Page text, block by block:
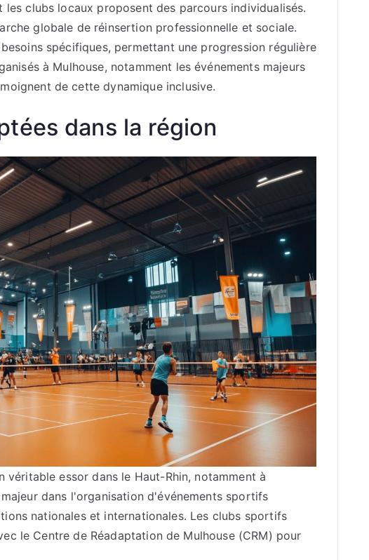
clubs locaux proposent des parcours individualisés.
globale de réinsertion professionnelle et sociale.
spécifiques, permettant une progression régulière
à Mulhouse, notamment les événements majeurs
de cette dynamique inclusive.
dans la région
essor dans le Haut-Rhin, notamment à
dans l'organisation d'événements sportifs
nationales et internationales. Les clubs sportifs
le Centre de Réadaptation de Mulhouse (CRM) pour